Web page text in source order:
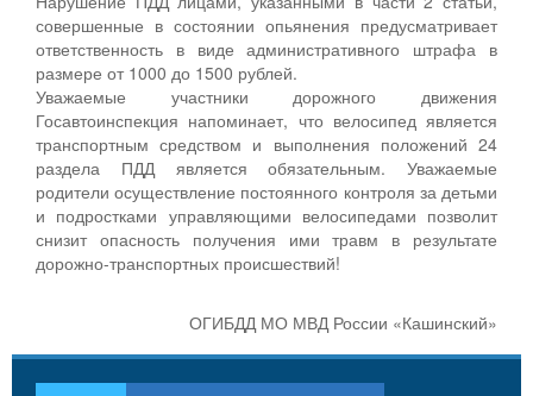
совершенные в состоянии опьянения предусматривает
ответственность в виде административного штрафа в
размере от 1000 до 1500 рублей.
Уважаемые участники дорожного движения
Госавтоинспекция напоминает, что велосипед является
транспортным средством и выполнения положений 24
раздела ПДД является обязательным. Уважаемые
родители осуществление постоянного контроля за детьми
и подростками управляющими велосипедами позволит
снизит опасность получения ими травм в результате
дорожно-транспортных происшествий!
ОГИБДД МО МВД России «Кашинский»